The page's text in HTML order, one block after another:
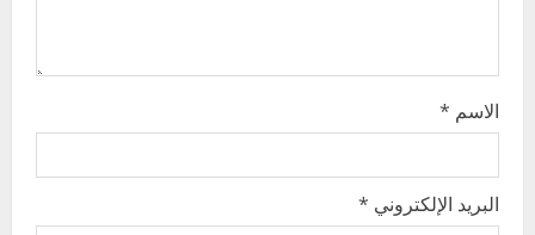
الاسم *
البريد الإلكتروني *